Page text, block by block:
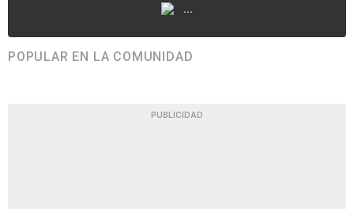
...
POPULAR EN LA COMUNIDAD
PUBLICIDAD